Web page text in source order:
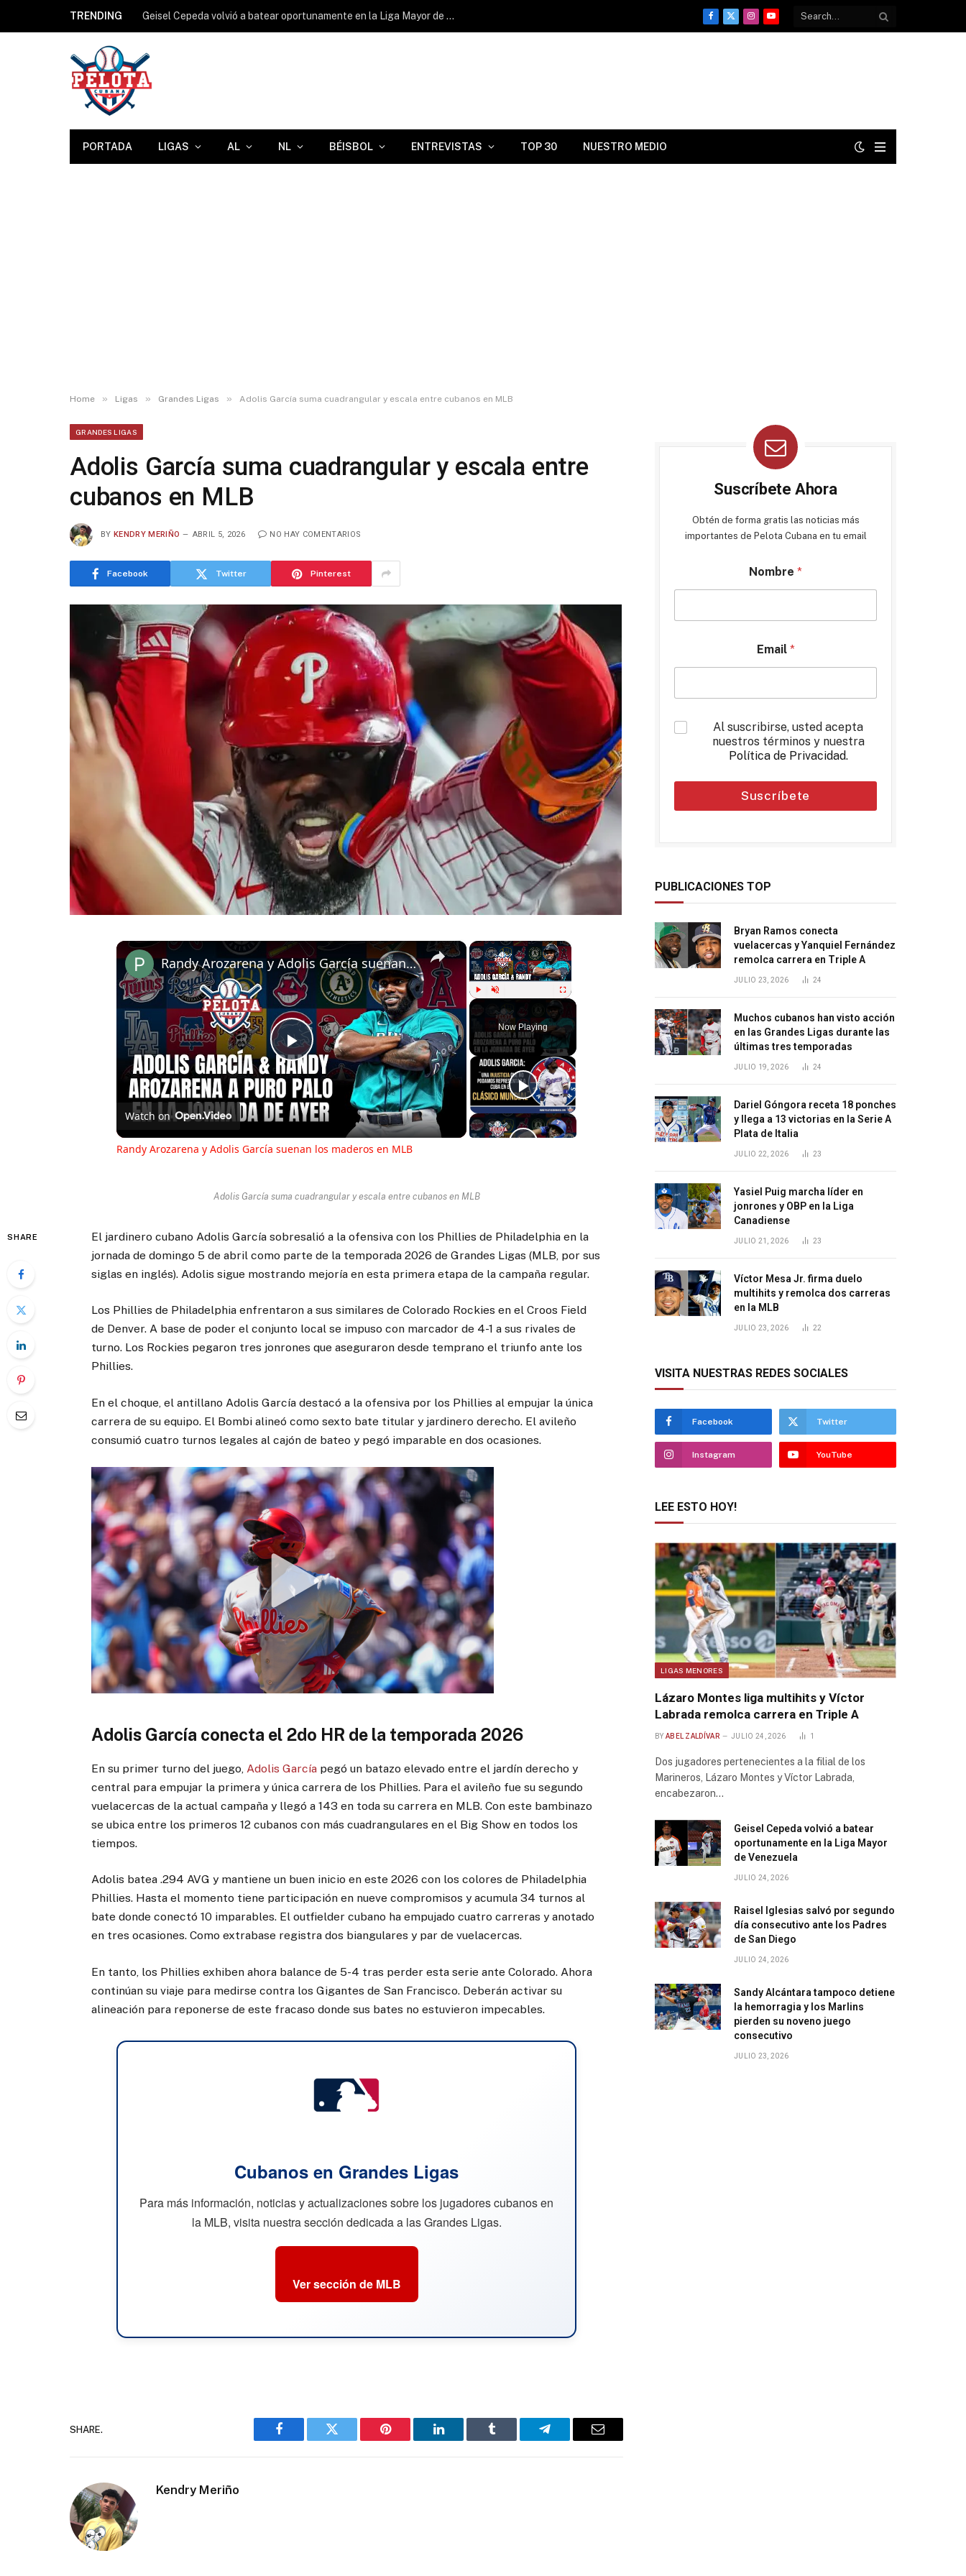
TRENDING Raisel Iglesias salvó por segundo día consecutivo ante los Padres de San Diego
Facebook
X
InstagramYouTube
PORTADA LIGAS AL NL BÉISBOL ENTREVISTAS TOP 30 NUESTRO MEDIO
Home » Ligas » Grandes Ligas » Adolis García suma cuadrangular y escala entre cubanos en MLB
GRANDES LIGAS
Adolis García suma cuadrangular y escala entre
cubanos en MLB
BY KENDRY MERIÑO ABRIL 5, 2026 NO HAY COMENTARIOS
Facebook Twitter Pinterest
×
Fullscreen
Now Playing
×
Play
Video
Randy Arozarena y Adolis García suenan los maderos en MLB
Watch on
Randy Arozarena y Adolis García suenan los maderos en MLB
Adolis García suma cuadrangular y escala entre cubanos en MLB
SHARE
El jardinero cubano Adolis García sobresalió a la ofensiva con los Phillies de Philadelphia en la
jornada de domingo 5 de abril como parte de la temporada 2026 de Grandes Ligas (MLB, por sus
siglas en inglés). Adolis sigue mostrando mejoría en esta primera etapa de la campaña regular.
Los Phillies de Philadelphia enfrentaron a sus similares de Colorado Rockies en el Croos Field
de Denver. A base de poder el conjunto local se impuso con marcador de 4-1 a sus rivales de
turno. Los Rockies pegaron tres jonrones que aseguraron desde temprano el triunfo ante los
Phillies.
En el choque, el antillano Adolis García destacó a la ofensiva por los Phillies al empujar la única
carrera de su equipo. El Bombi alineó como sexto bate titular y jardinero derecho. El avileño
consumió cuatro turnos legales al cajón de bateo y pegó imparable en dos ocasiones.
Adolis García conecta el 2do HR de la temporada 2026
En su primer turno del juego,Adolis García pegó un batazo elevado entre el jardín derecho y
central para empujar la primera y única carrera de los Phillies. Para el avileño fue su segundo
vuelacercas de la actual campaña y llegó a 143 en toda su carrera en MLB. Con este bambinazo
se ubica entre los primeros 12 cubanos con más cuadrangulares en el Big Show en todos los
tiempos.
Adolis batea .294 AVG y mantiene un buen inicio en este 2026 con los colores de Philadelphia
Phillies. Hasta el momento tiene participación en nueve compromisos y acumula 34 turnos al
bate donde conectó 10 imparables. El outfielder cubano ha empujado cuatro carreras y anotado
en tres ocasiones. Como extrabase registra dos biangulares y par de vuelacercas.
En tanto, los Phillies exhiben ahora balance de 5-4 tras perder esta serie ante Colorado. Ahora
continúan su viaje para medirse contra los Gigantes de San Francisco. Deberán activar su
alineación para reponerse de este fracaso donde sus bates no estuvieron impecables.
Cubanos en Grandes Ligas
Para más información, noticias y actualizaciones sobre los jugadores cubanos en
la MLB, visita nuestra sección dedicada a las Grandes Ligas.
Ver sección de MLB
SHARE.
Facebook Twitter Pinterest LinkedIn Tumblr Telegram Email
Kendry Meriño
Suscríbete Ahora
Obtén de forma gratis las noticias más
importantes de Pelota Cubana en tu email
Nombre *
Email *
*
Al suscribirse, usted acepta
nuestros términos y nuestra
Política de Privacidad.
Suscríbete
PUBLICACIONES TOP
Bryan Ramos conecta
vuelacercas y Yanquiel Fernández
remolca carrera en Triple A
JULIO 23, 2026 24
Muchos cubanos han visto acción
en las Grandes Ligas durante las
últimas tres temporadas
JULIO 19, 2026 24
Dariel Góngora receta 18 ponches
y llega a 13 victorias en la Serie A
Plata de Italia
JULIO 22, 2026 23
Yasiel Puig marcha líder en
jonrones y OBP en la Liga
Canadiense
JULIO 21, 2026 23
Víctor Mesa Jr. firma duelo
multihits y remolca dos carreras
en la MLB
JULIO 23, 2026 22
VISITA NUESTRAS REDES SOCIALES
Facebook Twitter
Instagram YouTube
LEE ESTO HOY!
LIGAS MENORES
Lázaro Montes liga multihits y Víctor
Labrada remolca carrera en Triple A
BY ABEL ZALDÍVAR JULIO 24, 2026 1
Dos jugadores pertenecientes a la filial de los
Marineros, Lázaro Montes y Víctor Labrada,
encabezaron…
Geisel Cepeda volvió a batear
oportunamente en la Liga Mayor
de Venezuela
JULIO 24, 2026
Raisel Iglesias salvó por segundo
día consecutivo ante los Padres
de San Diego
JULIO 24, 2026
Sandy Alcántara tampoco detiene
la hemorragia y los Marlins
pierden su noveno juego
consecutivo
JULIO 23, 2026